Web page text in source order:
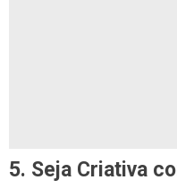
5. Seja Criativa